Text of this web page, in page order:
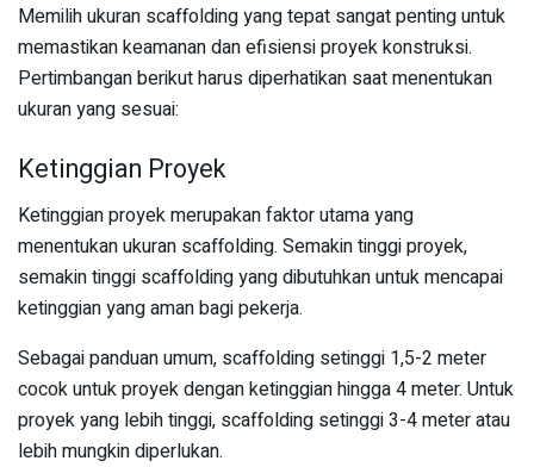
Memilih ukuran scaffolding yang tepat sangat penting untuk
memastikan keamanan dan efisiensi proyek konstruksi.
Pertimbangan berikut harus diperhatikan saat menentukan
ukuran yang sesuai:
Ketinggian Proyek
Ketinggian proyek merupakan faktor utama yang
menentukan ukuran scaffolding. Semakin tinggi proyek,
semakin tinggi scaffolding yang dibutuhkan untuk mencapai
ketinggian yang aman bagi pekerja.
Sebagai panduan umum, scaffolding setinggi 1,5-2 meter
cocok untuk proyek dengan ketinggian hingga 4 meter. Untuk
proyek yang lebih tinggi, scaffolding setinggi 3-4 meter atau
lebih mungkin diperlukan.